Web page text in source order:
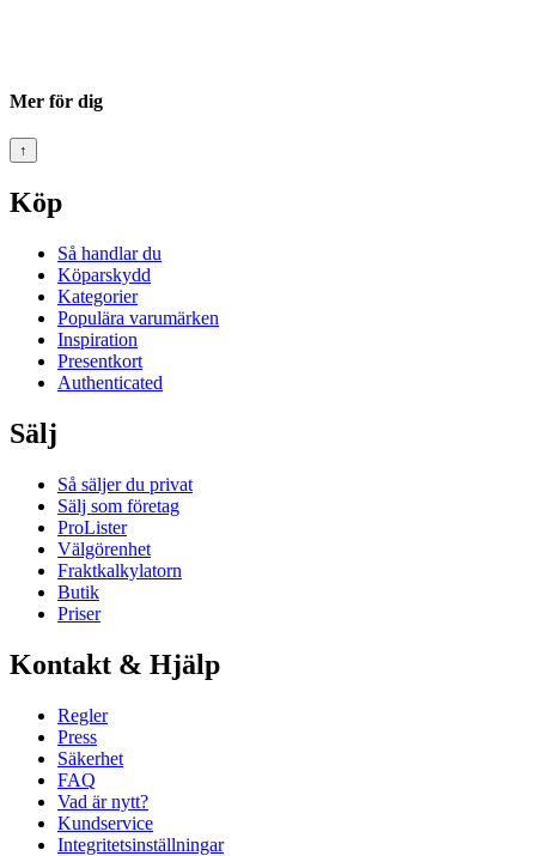
Mer för dig
↑
Köp
Så handlar du
Köparskydd
Kategorier
Populära varumärken
Inspiration
Presentkort
Authenticated
Sälj
Så säljer du privat
Sälj som företag
ProLister
Välgörenhet
Fraktkalkylatorn
Butik
Priser
Kontakt & Hjälp
Regler
Press
Säkerhet
FAQ
Vad är nytt?
Kundservice
Integritetsinställningar